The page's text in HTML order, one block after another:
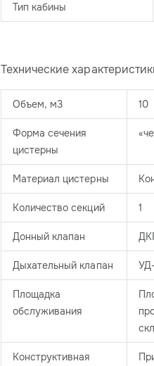
Тип кабины
Технические
Объем, м3 10
Форма сечения
цистерны
Материал цистерны
Количество секций 1
Донный клапан
Дыхательный клапан
Площадка
обслуживания
Конструктивная